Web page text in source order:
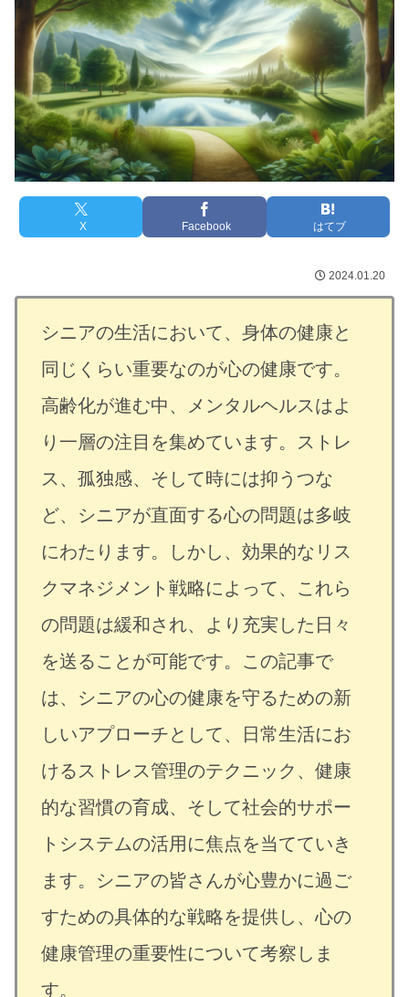
X Facebook はてブ
2024.01.20
シニアの生活において、身体の健康と
同じくらい重要なのが心の健康です。
高齢化が進む中、メンタルヘルスはよ
り一層の注目を集めています。ストレ
ス、孤独感、そして時には抑うつな
ど、シニアが直面する心の問題は多岐
にわたります。しかし、効果的なリス
クマネジメント戦略によって、これら
の問題は緩和され、より充実した日々
を送ることが可能です。この記事で
は、シニアの心の健康を守るための新
しいアプローチとして、日常生活にお
けるストレス管理のテクニック、健康
的な習慣の育成、そして社会的サポー
トシステムの活用に焦点を当てていき
ます。シニアの皆さんが心豊かに過ご
すための具体的な戦略を提供し、心の
健康管理の重要性について考察しま
す。